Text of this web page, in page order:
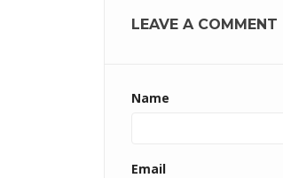
LEAVE A COMMENT
Name
Email